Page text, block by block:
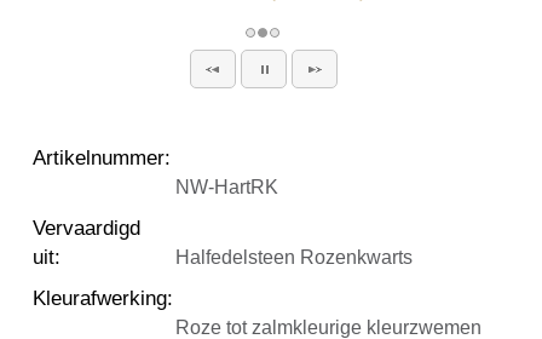
Artikelnummer:
NW-HartRK
Vervaardigd
uit: Halfedelsteen Rozenkwarts
Kleurafwerking:
Roze tot zalmkleurige kleurzwemen